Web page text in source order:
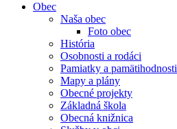
Obec
Naša obec
Foto obec
História
Osobnosti a rodáci
Pamiatky a pamätihodnosti
Mapy a plány
Obecné projekty
Základná škola
Obecná knižnica